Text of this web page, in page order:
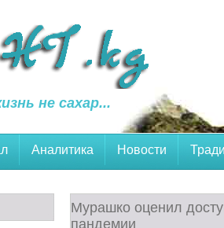
не сахар...
Аналитика Новости
Мурашко оценил
пандемии